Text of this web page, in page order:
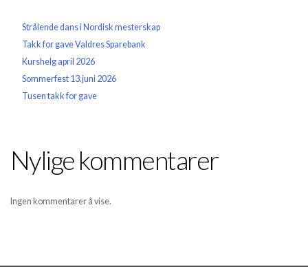
Strålende dans i Nordisk mesterskap
Takk for gave Valdres Sparebank
Kurshelg april 2026
Sommerfest 13.juni 2026
Tusen takk for gave
Nylige kommentarer
Ingen kommentarer å vise.